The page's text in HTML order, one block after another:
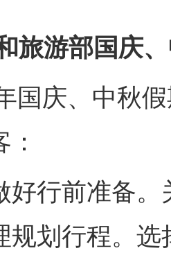
游部国庆、
庆、中秋假
：
前准备。
规划行程。